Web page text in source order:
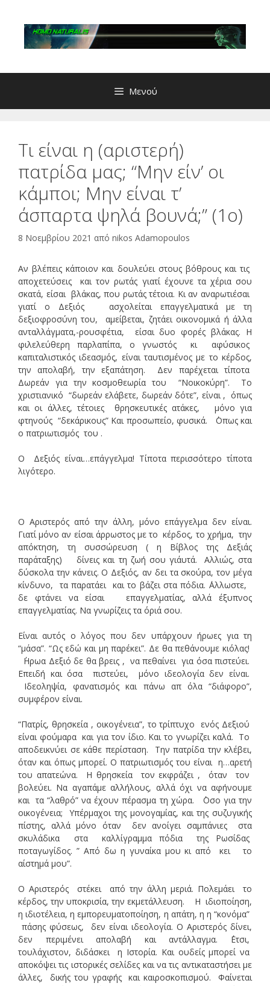
περιεχόμενο
Μενού
Τι είναι η (αριστερή)
πατρίδα μας; “Μην είν’ οι
κάμποι; Μην είναι τ’
άσπαρτα ψηλά βουνά;” (1o)
8 Νοεμβρίου 2021 από nikos Adamopoulos
Αν βλέπεις κάποιον και δουλεύει στους βόθρους και τις
αποχετεύσεις και τον ρωτάς γιατί έχουνε τα χέρια σου
σκατά, είσαι βλάκας, που ρωτάς τέτοια. Κι αν αναρωτιέσαι
γιατί ο Δεξιός ασχολείται επαγγελματικά με τη
δεξιοφροσύνη του, αμείβεται, ζητάει οικονομικά ή άλλα
ανταλλάγματα,-ρουσφέτια, είσαι δυο φορές βλάκας. Η
φιλελεύθερη παρλαπίπα, ο γνωστός κι αφύσικος
καπιταλιστικός ιδεασμός, είναι ταυτισμένος με το κέρδος,
την απολαβή, την εξαπάτηση. Δεν παρέχεται τίποτα
Δωρεάν για την κοσμοθεωρία του “Νοικοκύρη”. Το
χριστιανικό “δωρεάν ελάβετε, δωρεάν δότε”, είναι , όπως
και οι άλλες, τέτοιες θρησκευτικές ατάκες, μόνο για
φτηνούς “δεκάρικους” Και προσωπείο, φυσικά. ΄Οπως και
ο πατριωτισμός του .
Ο Δεξιός είναι…επάγγελμα! Τίποτα περισσότερο τίποτα
λιγότερο.
Ο Αριστερός από την άλλη, μόνο επάγγελμα δεν είναι.
Γιατί μόνο αν είσαι άρρωστος με το κέρδος, το χρήμα, την
απόκτηση, τη συσσώρευση ( η Βίβλος της Δεξιάς
παράταξης) δίνεις και τη ζωή σου γι΄αυτά. Αλλιώς, στα
δύσκολα την κάνεις. Ο Δεξιός, αν δει τα σκούρα, τον μέγα
κίνδυνο, τα παρατάει και το βάζει στα πόδια. ΄Αλλωστε,
δε φτάνει να είσαι επαγγελματίας, αλλά έξυπνος
επαγγελματίας. Να γνωρίζεις τα όριά σου.
Είναι αυτός ο λόγος που δεν υπάρχουν ήρωες για τη
“μάσα”. “Ως εδώ και μη παρέκει”. Δε θα πεθάνουμε κιόλας!
΄Ηρωα Δεξιό δε θα βρεις , να πεθαίνει για όσα πιστεύει.
Επειδή και όσα πιστεύει, μόνο ιδεολογία δεν είναι.
Ιδεοληψία, φανατισμός και πάνω απ όλα “διάφορο”,
συμφέρον είναι.
“Πατρίς, θρησκεία , οικογένεια”, το τρίπτυχο ενός Δεξιού
είναι φούμαρα και για τον ίδιο. Και το γνωρίζει καλά. Το
αποδεικνύει σε κάθε περίσταση. Την πατρίδα την κλέβει,
όταν και όπως μπορεί. Ο πατριωτισμός του είναι η…αρετή
του απατεώνα. Η θρησκεία τον εκφράζει , όταν τον
βολεύει. Να αγαπάμε αλλήλους, αλλά όχι να αφήνουμε
και τα “λαθρό” να έχουν πέρασμα τη χώρα. ΄Οσο για την
οικογένεια; Υπέρμαχοι της μονογαμίας, και της συζυγικής
πίστης, αλλά μόνο όταν δεν ανοίγει σαμπάνιες στα
σκυλάδικα στα καλλίγραμμα πόδια της Ρωσίδας
ποταγωγίδος. ” Από δω η γυναίκα μου κι από κει το
αίστημά μου”.
Ο Αριστερός στέκει από την άλλη μεριά. Πολεμάει το
κέρδος, την υποκρισία, την εκμετάλλευση. Η ιδιοποίηση,
η ιδιοτέλεια, η εμπορευματοποίηση, η απάτη, η η “κονόμα”
πάσης φύσεως, δεν είναι ιδεολογία. Ο Αριστερός δίνει,
δεν περιμένει απολαβή και αντάλλαγμα. ΄Ετσι,
τουλάχιστον, διδάσκει η Ιστορία. Και ουδείς μπορεί να
αποκόψει τις ιστορικές σελίδες και να τις αντικαταστήσει με
άλλες, δικής του γραφής και καιροσκοπισμού. Φαίνεται